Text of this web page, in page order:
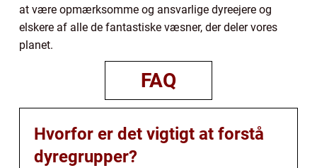
at være opmærksomme og ansvarlige dyreejere og
elskere af alle de fantastiske væsner, der deler vores
planet.
FAQ
Hvorfor er det vigtigt at forstå
dyregrupper?